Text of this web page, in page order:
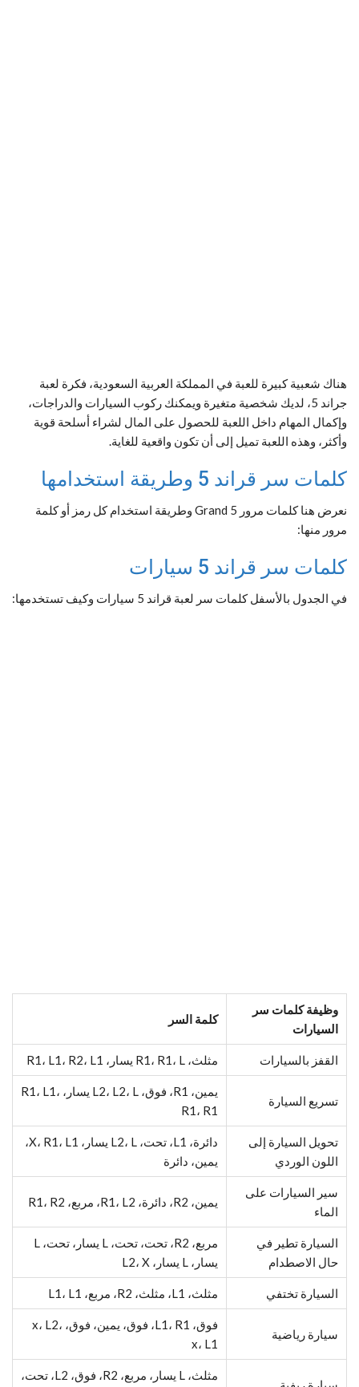
هناك شعبية كبيرة للعبة في المملكة العربية السعودية، فكرة لعبة
جراند 5، لديك شخصية متغيرة ويمكنك ركوب السيارات والدراجات،
وإكمال المهام داخل اللعبة للحصول على المال لشراء أسلحة قوية
وأكثر، وهذه اللعبة تميل إلى أن تكون واقعية للغاية.
كلمات سر قراند 5 وطريقة استخدامها
نعرض هنا كلمات مرور Grand 5 وطريقة استخدام كل رمز أو كلمة
مرور منها:
كلمات سر قراند 5 سيارات
في الجدول بالأسفل كلمات سر لعبة قراند 5 سيارات وكيف تستخدمها:
وظيفة كلمات سر
السيارات
كلمة السر
القفز بالسيارات مثلث، R1، R1، L يسار، R1، L1، R2، L1
تسريع السيارة
يمين، R1، فوق، L2، L2، L يسار، R1، L1،
R1، R1
تحويل السيارة إلى
اللون الوردي
دائرة، L1، تحت، L2، L يسار، X، R1، L1،
يمين، دائرة
سير السيارات على
الماء
يمين، R2، دائرة، R1، L2، مربع، R1، R2
السيارة تطير في
حال الاصطدام
مربع، R2، تحت، تحت، L يسار، تحت، L
يسار، L يسار، L2، X
السيارة تختفي مثلث، L1، مثلث، R2، مربع، L1، L1
سيارة رياضية
فوق، L1، R1، فوق، يمين، فوق، x، L2،
x، L1
مثلث، L يسار، مربع، R2، فوق، L2، تحت،